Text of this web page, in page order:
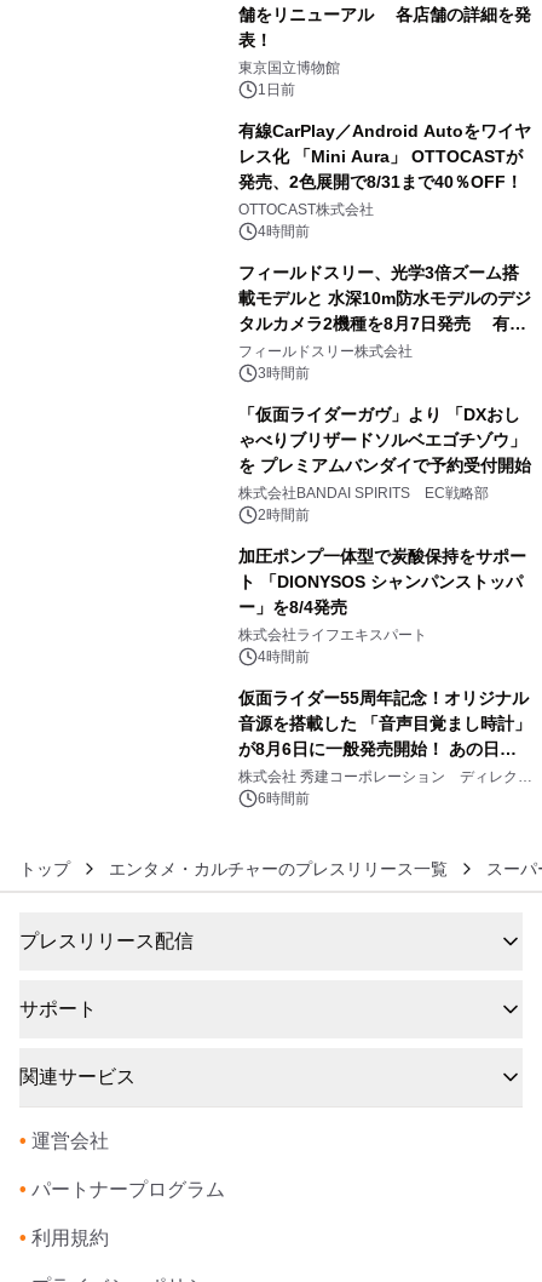
舗をリニューアル 各店舗の詳細を発
表！
東京国立博物館
1日前
有線CarPlay／Android Autoをワイヤ
レス化 「Mini Aura」 OTTOCASTが
発売、2色展開で8/31まで40％OFF！
OTTOCAST株式会社
4時間前
フィールドスリー、光学3倍ズーム搭
載モデルと 水深10m防水モデルのデジ
タルカメラ2機種を8月7日発売 有効
約1300万画素、用途別に選べるコンデ
ジ新登場
フィールドスリー株式会社
3時間前
「仮面ライダーガヴ」より 「DXおし
ゃべりブリザードソルベエゴチゾウ」
を プレミアムバンダイで予約受付開始
株式会社BANDAI SPIRITS EC戦略部
2時間前
加圧ポンプ一体型で炭酸保持をサポー
ト 「DIONYSOS シャンパンストッパ
ー」を8/4発売
株式会社ライフエキスパート
4時間前
仮面ライダー55周年記念！オリジナル
音源を搭載した 「音声目覚まし時計」
が8月6日に一般発売開始！ あの日の
大興奮が今甦る
株式会社 秀建コーポレーション ディレクト
アートギャラリー
6時間前
トップ エンタメ・カルチャーのプレスリリース一覧 スー
プレスリリース配信
サポート
関連サービス
• 運営会社
• パートナープログラム
• 利用規約